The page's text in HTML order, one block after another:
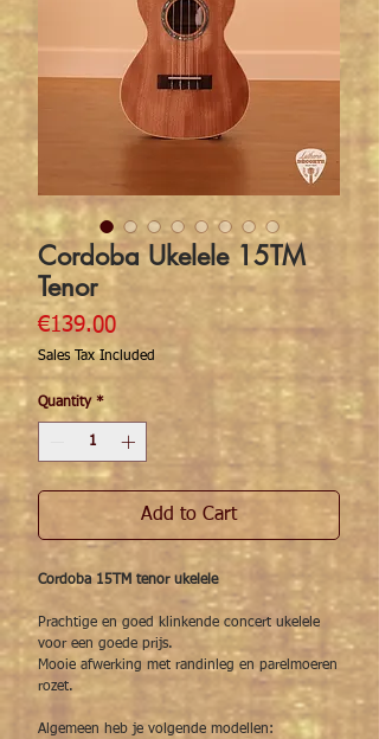
Cordoba Ukelele 15TM
Tenor
€139.00Price
Sales Tax Included
Quantity *
Add to Cart
Cordoba 15TM tenor ukelele
Prachtige en goed klinkende concert ukelele
voor een goede prijs.
Mooie afwerking met randinleg en parelmoeren
rozet.
Algemeen heb je volgende modellen: